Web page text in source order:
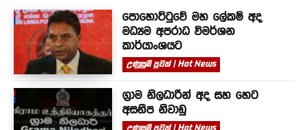
පොහොට්ටුවේ මහ ලේකම් අද
මධ්‍යම අපරාධ විමර්ශන
කාර්යාංශයට
උණුසුම් පුවත් | Hot News
ග්‍රාම නිලධාරීන් අද සහ හෙට
අසනීප නිවාඩු